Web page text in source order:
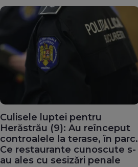
Culisele luptei pentru
Herăstrău (9): Au reînceput
controalele la terase, în parc.
Ce restaurante cunoscute s-
au ales cu sesizări penale